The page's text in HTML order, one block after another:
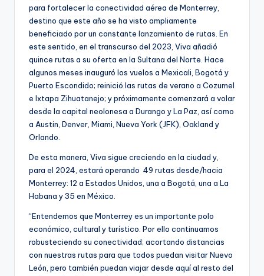
para fortalecer la conectividad aérea de Monterrey,
destino que este año se ha visto ampliamente
beneficiado por un constante lanzamiento de rutas. En
este sentido, en el transcurso del 2023, Viva añadió
quince rutas a su oferta en la Sultana del Norte. Hace
algunos meses inauguró los vuelos a Mexicali, Bogotá y
Puerto Escondido; reinició las rutas de verano a Cozumel
e Ixtapa Zihuatanejo; y próximamente comenzará a volar
desde la capital neolonesa a Durango y La Paz, así como
a Austin, Denver, Miami, Nueva York (JFK), Oakland y
Orlando.
De esta manera, Viva sigue creciendo en la ciudad y,
para el 2024, estará operando 49 rutas desde/hacia
Monterrey: 12 a Estados Unidos, una a Bogotá, una a La
Habana y 35 en México.
“Entendemos que Monterrey es un importante polo
económico, cultural y turístico. Por ello continuamos
robusteciendo su conectividad; acortando distancias
con nuestras rutas para que todos puedan visitar Nuevo
León, pero también puedan viajar desde aquí al resto del